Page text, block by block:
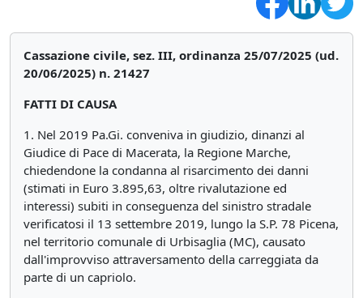
Cassazione civile, sez. III, ordinanza 25/07/2025 (ud.
20/06/2025) n. 21427
FATTI DI CAUSA
1. Nel 2019 Pa.Gi. conveniva in giudizio, dinanzi al
Giudice di Pace di Macerata, la Regione Marche,
chiedendone la condanna al risarcimento dei danni
(stimati in Euro 3.895,63, oltre rivalutazione ed
interessi) subiti in conseguenza del sinistro stradale
verificatosi il 13 settembre 2019, lungo la S.P. 78 Picena,
nel territorio comunale di Urbisaglia (MC), causato
dall'improvviso attraversamento della carreggiata da
parte di un capriolo.